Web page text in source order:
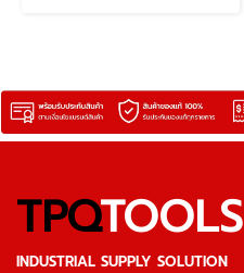
TPQTOOLS
INDUSTRIAL SUPPLY SOLUTION